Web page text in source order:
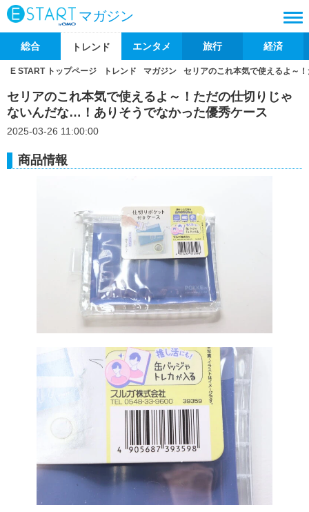
マガジン
総合 トレンド エンタメ 旅行 経済
E START トップページ トレンド マガジン セリアのこれ本気で使えるよ～
セリアのこれ本気で使えるよ～！ただの仕切りじゃ
ないんだな…！ありそうでなかった優秀ケース
2025-03-26 11:00:00
商品情報